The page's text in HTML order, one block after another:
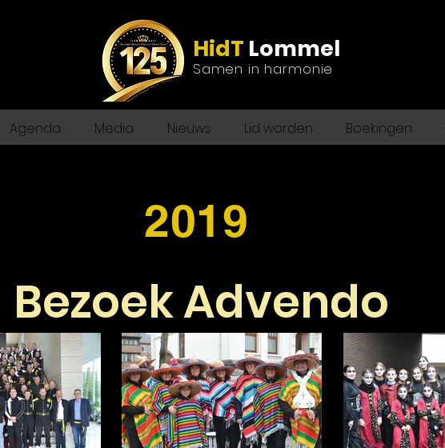
HidT Lommel
Samen in harmonie
Agenda Media Nieuws Lid worden Boekingen
2019
Bezoek Advendo